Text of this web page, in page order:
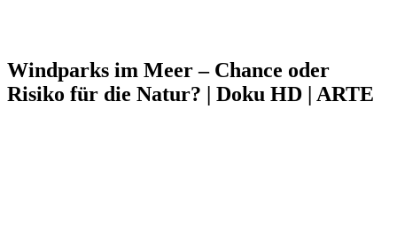
Windparks im Meer – Chance oder
Risiko für die Natur? | Doku HD | ARTE